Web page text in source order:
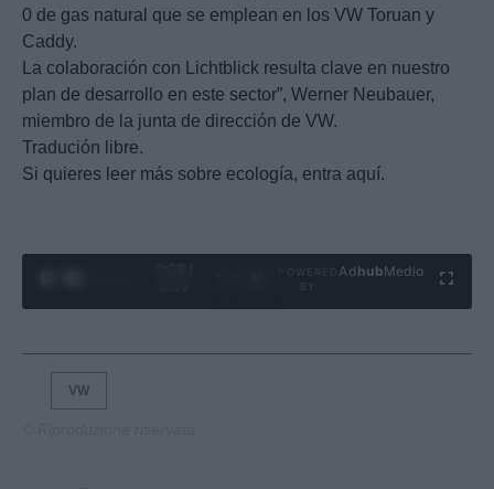
0 de gas natural que se emplean en los VW Toruan y
Caddy.
La colaboración con Lichtblick resulta clave en nuestro
plan de desarrollo en este sector”, Werner Neubauer,
miembro de la junta de dirección de VW.
Tradución libre.
Si quieres leer más sobre ecología, entra aquí.
Ad hubMedia
VW